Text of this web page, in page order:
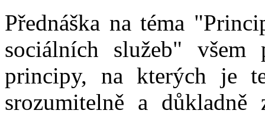
Přednáška na téma
sociálních služeb" všem
principy, na kterých je
srozumitelně a důkladně